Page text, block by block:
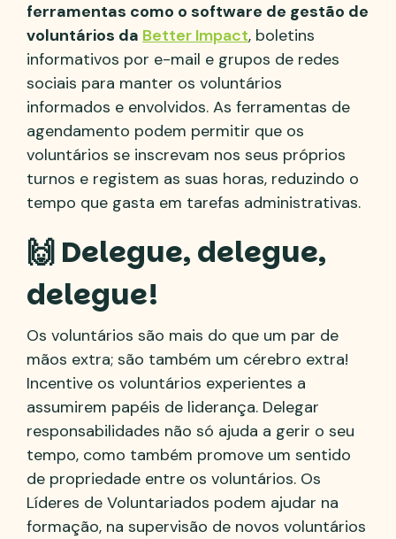
ferramentas como o software de gestão de
voluntários da Better Impact, boletins
informativos por e-mail e grupos de redes
sociais para manter os voluntários
informados e envolvidos. As ferramentas de
agendamento podem permitir que os
voluntários se inscrevam nos seus próprios
turnos e registem as suas horas, reduzindo o
tempo que gasta em tarefas administrativas.
🙌 Delegue, delegue,
delegue!
Os voluntários são mais do que um par de
mãos extra; são também um cérebro extra!
Incentive os voluntários experientes a
assumirem papéis de liderança. Delegar
responsabilidades não só ajuda a gerir o seu
tempo, como também promove um sentido
de propriedade entre os voluntários. Os
Líderes de Voluntariados podem ajudar na
formação, na supervisão de novos voluntários